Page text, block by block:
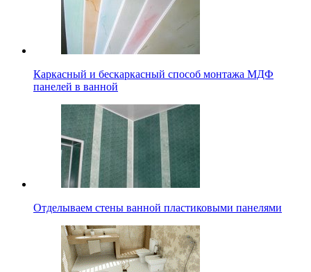
Каркасный и бескаркасный способ монтажа МДФ
панелей в ванной
Отделываем стены ванной пластиковыми панелями